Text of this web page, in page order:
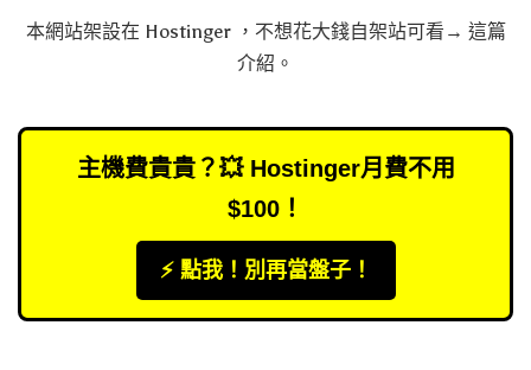
本網站架設在 Hostinger，不想花大錢自架站可看→ 這篇
介紹 。
主機費貴貴？💥 Hostinger月費不用
$100！
⚡️ 點我！別再當盤子！